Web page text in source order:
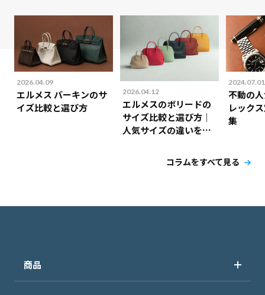
2026.04.09
エルメス バーキンのサ
イズ比較と選び方
2026.04.12
エルメスのボリードの
サイズ比較と選び方｜
人気サイズの違いを解
2024.07.01
不動の
レック
集
コラムをすべて見る
商品